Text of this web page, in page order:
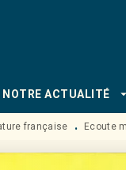
NOTRE ACTUALITÉ arrow_drop_down
française • Ecoute